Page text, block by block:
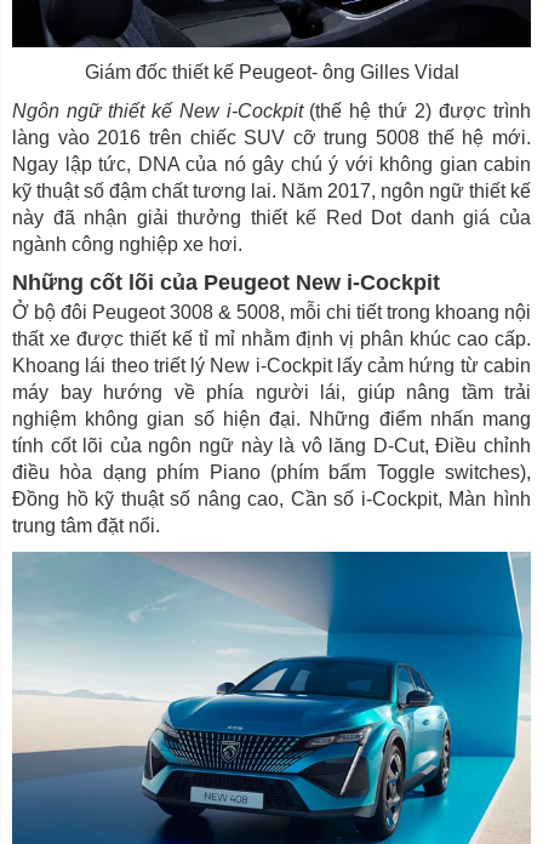
Giám đốc thiết kế Peugeot- ông Gilles Vidal
Ngôn ngữ thiết kế New i-Cockpit(thế hệ thứ 2) được trình
làng vào 2016 trên chiếc SUV cỡ trung 5008 thế hệ mới.
Ngay lập tức, DNA của nó gây chú ý với không gian cabin
kỹ thuật số đậm chất tương lai. Năm 2017, ngôn ngữ thiết kế
này đã nhận giải thưởng thiết kế Red Dot danh giá của
ngành công nghiệp xe hơi.
Những cốt lõi của Peugeot New i-Cockpit
Ở bộ đôi Peugeot 3008 & 5008, mỗi chi tiết trong khoang nội
thất xe được thiết kế tỉ mỉ nhằm định vị phân khúc cao cấp.
Khoang lái theo triết lý New i-Cockpit lấy cảm hứng từ cabin
máy bay hướng về phía người lái, giúp nâng tầm trải
nghiệm không gian số hiện đại. Những điểm nhấn mang
tính cốt lõi của ngôn ngữ này là vô lăng D-Cut, Điều chỉnh
điều hòa dạng phím Piano (phím bấm Toggle switches),
Đồng hồ kỹ thuật số nâng cao, Cần số i-Cockpit, Màn hình
trung tâm đặt nổi.